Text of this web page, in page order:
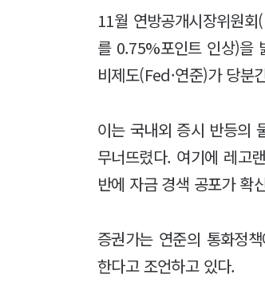
11월 연방공개시장위원
를 0.75%포인트 인상)을
비제도(Fed·연준)가 당분
이는 국내외 증시 반등의
무너뜨렸다. 여기에 레고
반에 자금 경색 공포가 확
증권가는 연준의 통화정
한다고 조언하고 있다.